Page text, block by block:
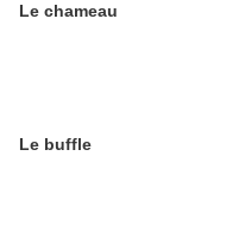
Le chameau
Le buffle